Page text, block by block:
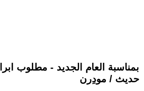
بمناسبة العام الجديد - مطلوب
حديث / مودِرن